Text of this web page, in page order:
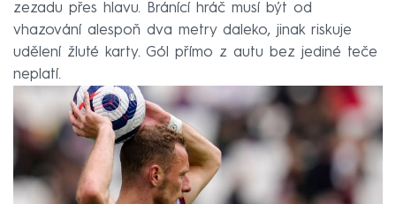
zezadu přes hlavu. Bránící hráč musí být od
vhazování alespoň dva metry daleko, jinak riskuje
udělení žluté karty. Gól přímo z autu bez jediné teče
neplatí.